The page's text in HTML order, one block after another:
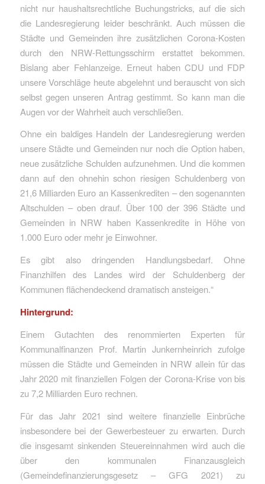
nicht nur haushaltsrechtliche Buchungstricks, auf die sich
die Landesregierung leider beschränkt. Auch müssen die
Städte und Gemeinden ihre zusätzlichen Corona-Kosten
durch den NRW-Rettungsschirm erstattet bekommen.
Bislang aber Fehlanzeige. Erneut haben CDU und FDP
unsere Vorschläge heute abgelehnt und berauscht von sich
selbst gegen unseren Antrag gestimmt. So kann man die
Augen vor der Wahrheit auch verschließen.
Ohne ein baldiges Handeln der Landesregierung werden
unsere Städte und Gemeinden nur noch die Option haben,
neue zusätzliche Schulden aufzunehmen. Und die kommen
dann auf den ohnehin schon riesigen Schuldenberg von
21,6 Milliarden Euro an Kassenkrediten – den sogenannten
Altschulden – oben drauf. Über 100 der 396 Städte und
Gemeinden in NRW haben Kassenkredite in Höhe von
1.000 Euro oder mehr je Einwohner.
Es gibt also dringenden Handlungsbedarf. Ohne
Finanzhilfen des Landes wird der Schuldenberg der
Kommunen flächendeckend dramatisch ansteigen.“
Hintergrund:
Einem Gutachten des renommierten Experten für
Kommunalfinanzen Prof. Martin Junkernheinrich zufolge
müssen die Städte und Gemeinden in NRW allein für das
Jahr 2020 mit finanziellen Folgen der Corona-Krise von bis
zu 7,2 Milliarden Euro rechnen.
Für das Jahr 2021 sind weitere finanzielle Einbrüche
insbesondere bei der Gewerbesteuer zu erwarten. Durch
die insgesamt sinkenden Steuereinnahmen wird auch die
über den kommunalen Finanzausgleich
(Gemeindefinanzierungsgesetz – GFG 2021) zu